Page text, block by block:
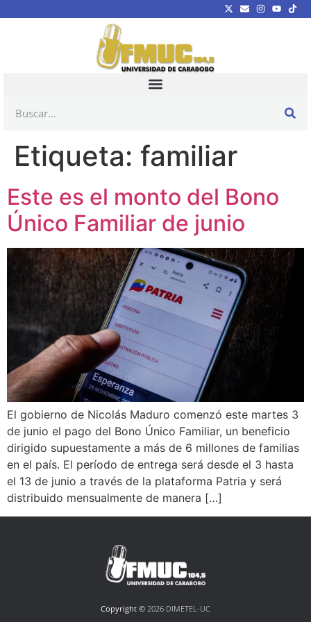
Etiqueta: familiar
Este es el monto del Bono
Único Familiar de junio
El gobierno de Nicolás Maduro comenzó este martes 3
de junio el pago del Bono Único Familiar, un beneficio
dirigido supuestamente a más de 6 millones de familias
en el país. El período de entrega será desde el 3 hasta
el 13 de junio a través de la plataforma Patria y será
distribuido mensualmente de manera […]
Copyright © 2026 DIMETEL-UC